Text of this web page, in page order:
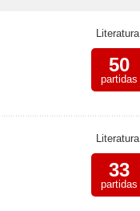
Literatura
50
partidas
Literatura
33
partidas